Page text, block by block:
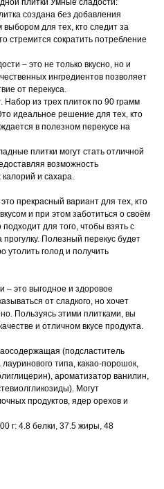
плитки Умные сладости:
создана без добавления
для тех, кто следит за
стремится сократить потребление
– это не только вкусно, но и
ингредиентов позволяет
от перекуса.
из трех плиток по 90 грамм
идеальное решение для тех, кто
в полезном перекусе на
плитки могут стать отличной
возможность
и сахара.
прекрасный вариант для тех, кто
и при этом заботиться о своём
для того, чтобы взять с
Полезный перекус будет
утолить голод и получить
– это выгодное и здоровое
от сладкого, но хочет
Пользуясь этими плитками, вы
и отличном вкусе продукта.
(подсластитель
типа, какао-порошок,
ароматизатор ванилин,
Могут
продуктов, ядер орехов и
г: 4.8 белки, 37.5 жиры, 48